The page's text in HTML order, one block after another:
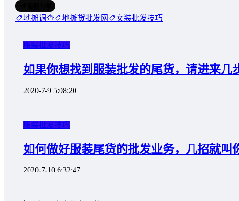
地摊调查 地摊货批发网 女装批发技巧
服装批发技巧
如果你想找到服装批发的尾货，请进来几
2020-7-9 5:08:20
服装批发技巧
如何做好服装尾货的批发业务，几招就叫
2020-7-10 6:32:47